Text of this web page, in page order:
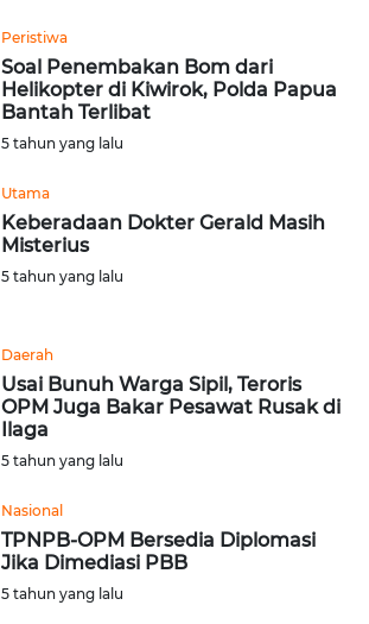
Peristiwa
Soal Penembakan Bom dari
Helikopter di Kiwirok, Polda Papua
Bantah Terlibat
5 tahun yang lalu
Utama
Keberadaan Dokter Gerald Masih
Misterius
5 tahun yang lalu
Daerah
Usai Bunuh Warga Sipil, Teroris
OPM Juga Bakar Pesawat Rusak di
Ilaga
5 tahun yang lalu
Nasional
TPNPB-OPM Bersedia Diplomasi
Jika Dimediasi PBB
5 tahun yang lalu